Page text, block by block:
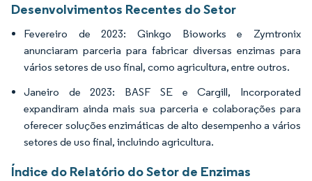
Desenvolvimentos Recentes do Setor
Fevereiro de 2023: Ginkgo Bioworks e Zymtronix
anunciaram parceria para fabricar diversas enzimas para
vários setores de uso final, como agricultura, entre outros.
Janeiro de 2023: BASF SE e Cargill, Incorporated
expandiram ainda mais sua parceria e colaborações para
oferecer soluções enzimáticas de alto desempenho a vários
setores de uso final, incluindo agricultura.
Índice do Relatório do Setor de Enzimas